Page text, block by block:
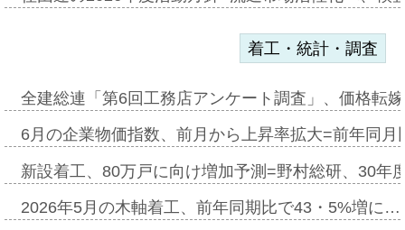
着工・統計・調査
全建総連「第6回工務店アンケート調査」、価格転
6月の企業物価指数、前月から上昇率拡大=前年同
新設着工、80万戸に向け増加予測=野村総研、30年
2026年5月の木軸着工、前年同期比で43・5%増に…